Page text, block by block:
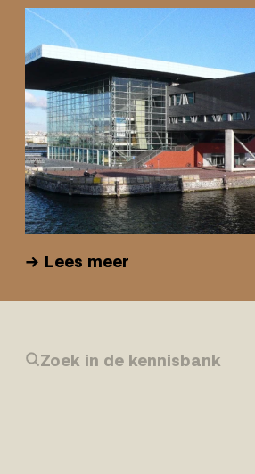
Lees meer
Zoek in de kennisbank